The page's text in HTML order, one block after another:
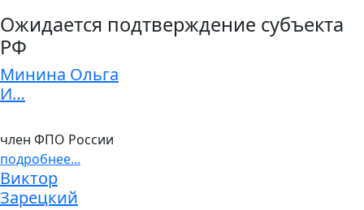
Ожидается подтверждение субъекта
РФ
Минина Ольга
И…
член ФПО России
подробнее...
Виктор
Зарецкий